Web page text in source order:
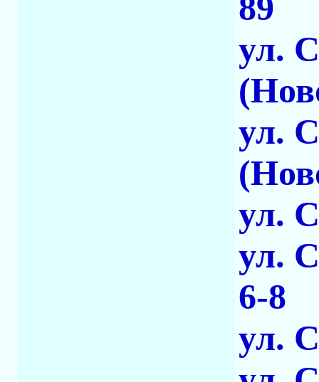
89
ул.
ул.
ул.
ул.
6-8
ул.